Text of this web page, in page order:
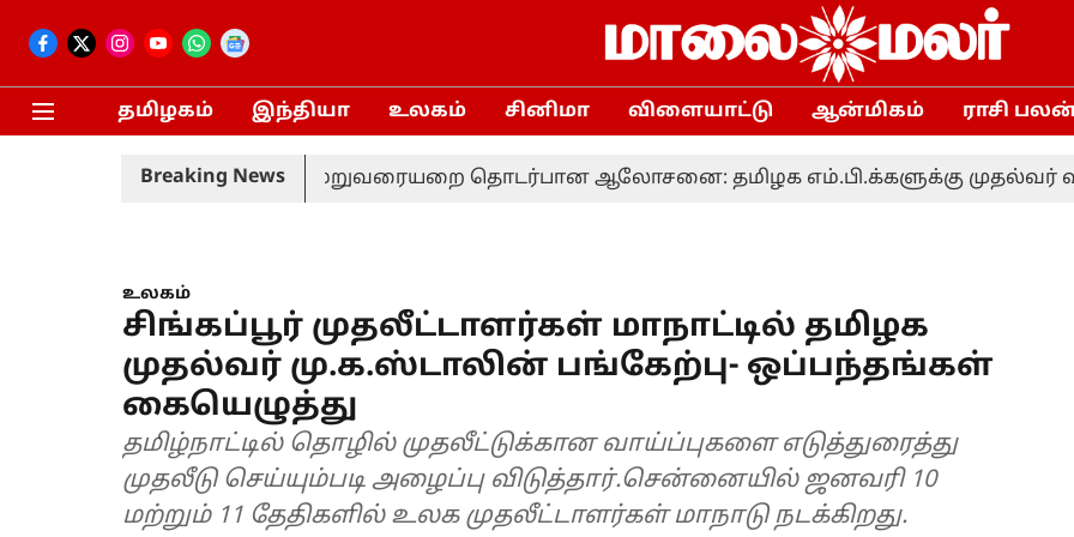
தமிழகம் இந்தியா உலகம் சினிமா விளையாட்டு ஆன்மிகம் ராசி
Breaking News
தொகுதி மறுவரையறை தொடர்பான ஆலோசனை: தமிழக எம்.பி.க்களுக்கு முதல்வர் விஜய்
உலகம்
சிங்கப்பூர் முதலீட்டாளர்கள் மாநாட்டில் தமிழக
முதல்வர் மு.க.ஸ்டாலின் பங்கேற்பு- ஒப்பந்தங்கள்
கையெழுத்து
தமிழ்நாட்டில் தொழில் முதலீட்டுக்கான வாய்ப்புகளை எடுத்துரைத்து
முதலீடு செய்யும்படி அழைப்பு விடுத்தார்.சென்னையில் ஜனவரி 10
மற்றும் 11 தேதிகளில் உலக முதலீட்டாளர்கள் மாநாடு நடக்கிறது.